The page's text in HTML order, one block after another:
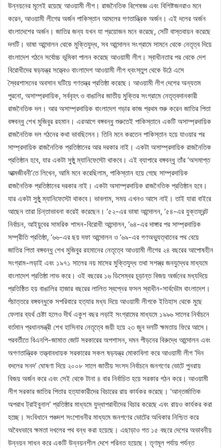
উন্নয়নের মূলেই রয়েছে আওয়ামী লীগ। রাজনৈতিক বিশেষজ্ঞ এবং বিশিষ্টজনরাও মনে
করেন, আওয়ামী লীগের অর্জন পাকিস্তান আমলের গণতান্ত্রিক অর্জন। এই দলের অর্জন
বাংলাদেশের অর্জন। জাতির জন্য যখন যা প্রয়োজন মনে করেছে, সেটি বাস্তবায়ন করেছে
দলটি। ভাষা আন্দোলন থেকে মুক্তিযুদ্ধ, সব আন্দোলন সংগ্রামে সামনে থেকে নেতৃত্ব দিয়ে
বাংলাদেশ গঠনে সর্বোচ্চ ভূমিকা পালন করেছে আওয়ামী লীগ। স্বাধীনতার পর থেকে দেশ
বিরোধীদের ষড়যন্ত্র সত্ত্বেও বাংলাদেশ আওয়ামী লীগ ধ্বংস্তুপ থেকে উঠে এসে
স্বৈরশাসনের অবসান ঘটিয়ে গণতন্ত্র প্রতিষ্ঠা করেছে। আওয়ামী লীগ দেশের অন্যতম
পুরনো, অসাম্প্রদায়িক, সর্ববৃহৎ ও বাঙালির জাতীয় মুক্তির সংগ্রামে নেতৃত্বদানকারী
রাজনৈতিক দল। আর অসাম্প্রদায়িক বাংলাদেশ গড়ার কাজ প্রথম শুরু করেন জাতির পিতা
বঙ্গবন্ধু শেখ মুজিবুর রহমান। এরআগে বঙ্গবন্ধু শুরুতেই পাকিস্তানে একটি অসাম্প্রদায়িক
রাজনৈতিক দল গঠনের কথা ভাবছিলেন। তিনি মনে করতেন পাকিস্তান হয়ে যাওয়ার পর
সাম্প্রদায়িক রাজনৈতিক প্রতিষ্ঠানের আর দরকার নাই। একটা অসাম্প্রদায়িক রাজনৈতিক
প্রতিষ্ঠান হবে, যার একটা সুষ্ঠু ম্যানিফেস্টো থাকবে। এই ব্যাপারে বঙ্গবন্ধু তাঁর ‘অসমাপ্ত
আত্মজীবনী’তে লিখেন, আমি মনে করেছিলাম, পাকিস্তান হয়ে গেছে সাম্প্রদায়িক
রাজনৈতিক প্রতিষ্ঠানের দরকার নাই। একটা অসাম্প্রদায়িক রাজনৈতিক প্রতিষ্ঠান হবে।
যার একটা সুষ্ঠু ম্যানিফেস্টো থাকবে। ভাবলাম, সময় এখনও আসে নাই। তাই যারা বাইরে
আছেন তারা চিন্তাভাবনা করেই করেছেন। ’৫২-এর ভাষা আন্দোলন, ’৫৪-এর যুক্তফ্রন্ট
নির্বাচন, আইয়ুবের সামরিক শাসন-বিরোধী আন্দোলন, ’৬৪-এর দাঙ্গার পর সাম্প্রদায়িক
সম্প্রীতি প্রতিষ্ঠা, ’৬৬-এর ছয় দফা আন্দোলন ও ’৬৯-এর গণঅভ্যুত্থানের পথ বেয়ে
জাতির পিতা বঙ্গবন্ধু শেখ মুজিবুর রহমানের নেতৃত্বে আওয়ামী লীগের ২৪ বছরের আপোষহীন
সংগ্রাম-লড়াই এবং ১৯৭১ সালের নয় মাসের মুক্তিযুদ্ধ তথা সশস্ত্র জনযুদ্ধের মাধ্যমে
বাংলাদেশ প্রতিষ্ঠা লাভ করে। ওই বছরের ১৬ ডিসেম্বর চূড়ান্ত বিজয় অর্জনের মধ্যদিয়ে
প্রতিষ্ঠিত হয় বাঙালির হাজার বছরের লালিত স্বপ্নের ফসল স্বাধীন-সার্বভৌম বাংলাদেশ।
পঁচাত্তরে বঙ্গবন্ধুকে সপরিবারে হত্যার মধ্য দিয়ে আওয়ামী লীগকে ইতিহাস থেকে মুছে
ফেলার ব্যর্থ চেষ্টা হলেও দীর্ঘ একুশ বছর লড়াই সংগ্রামের মাধ্যমে ১৯৯৬ সালের নির্বাচনে
বর্তমান প্রধানমন্ত্রী শেখ হাসিনার নেতৃত্বে জয়ী হয়ে ২৩ জুন দলটি ক্ষমতায় ফিরে আসে।
পরবর্তীতে বিএনপি-জামাত জোট সরকারের অপশাসন, দমন পীড়নের বিরুদ্ধে আন্দোলন এবং
অগণতান্ত্রিক তত্ত্বাবধায়ক সরকারের সকল ষড়যন্ত্র মোকাবিলা করে আওয়ামী লীগ ‘দিন
বদলের সনদ’ ঘোষণা দিয়ে ২০০৮ সালে জাতীয় সংসদ নির্বাচনে জনগণের ভোটে পুনরায়
বিজয় অর্জন করে এবং সেই থেকে টানা ৪ বার নির্বাচিত হয়ে সরকার গঠন করে। আওয়ামী
লীগ সরকার জাতির পিতার হত্যাকারীদের বিচারের রায় কার্যকর করেছে। ‘আন্তর্জাতিক
অপরাধ ট্রাইবুনাল’ প্রতিষ্ঠার মাধ্যমে যুদ্ধাপরাধীদের বিচার করেছে এবং রায়ও কার্যকর করা
হচ্ছে। সংবিধানে পঞ্চদশ সংশোধনীর মাধ্যমে জনগণের ভোটের অধিকার নিশ্চিত করে
অবৈধভাবে ক্ষমতা দখলের পথ বন্ধ করা হয়েছে। এছাড়াও গত ১৫ বছরে দেশের অভাবনীয়
উন্নয়ন সাধন করে একটি উন্নয়নশীল দেশে পরিনত হয়েছে। তৃণমূল পর্যায় পর্যন্ত